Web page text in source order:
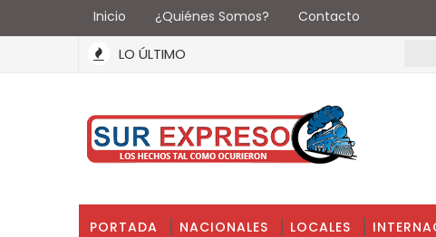
Inicio ¿Quiénes Somos? Contacto
LO ÚLTIMO
PORTADA NACIONALES LOCALES